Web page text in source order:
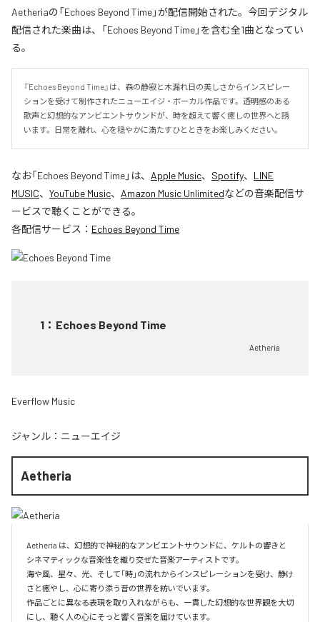
Aetheriaの「Echoes Beyond Time」が配信開始された。今回デジタル
配信された楽曲は、「Echoes Beyond Time」を含む全1曲となってい
る。
『Echoes Beyond Time』は、森の静寂と木漏れ日の美しさからインスピレー
ションを受けて制作されたニューエイジ・ボーカル作品です。透明感のある
歌声と幻想的なアンビエントサウンドが、時を超えて響く癒しの世界へと誘
います。日常を離れ、心を穏やかに満たすひとときをお楽しみください。
なお「Echoes Beyond Time」は、 Apple Music、 Spotify、 LINE
MUSIC、 YouTube Music、 Amazon Music Unlimitedなどの音楽配信サ
ービスで聴くことができる。
各配信サービス： Echoes Beyond Time
1 ： Echoes Beyond Time
Aetheria
Everflow Music
ジャンル： ニューエイジ
Aetheria
Aetheria は、幻想的で神秘的なアンビエントサウンドに、ケルトの響きと
シネマティックな音楽性を織り交ぜた音楽アーティストです。
海や風、星々、光、そして「時」の流れからインスピレーションを受け、静け
さと癒やし、心に寄り添う音の世界を紡いでいます。
作品ごとに異なる表現を取り入れながらも、一貫した幻想的な世界観を大切
にし、聴く人の心にそっと響く音楽を届けています。